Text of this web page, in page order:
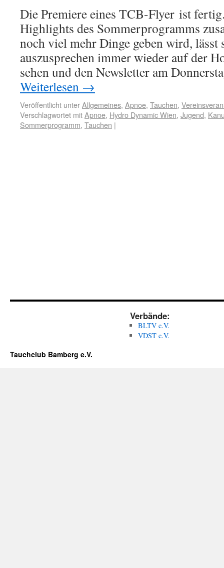
Die Premiere eines TCB-Flyer ist
Highlights des Sommerprogramms
noch viel mehr Dinge geben wird,
auszusprechen immer wieder auf der
sehen und den Newsletter am
Weiterlesen →
Veröffentlicht unterAllgemeines, Apnoe, Tauchen,
Verschlagwortet mitApnoe, Hydro Dynamic Wien, Jugend,
Sommerprogramm, Tauchen |
Verbände:
BLTV e.V.
VDST e.V.
Tauchclub Bamberg e.V.